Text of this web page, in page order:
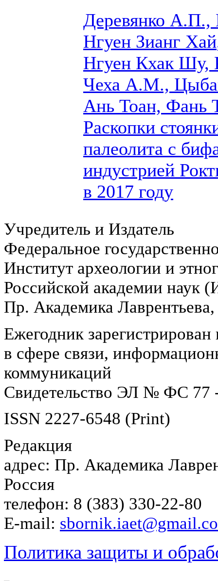
Деревянко
Нгуен Зианг Хай
Нгуен Кхак Шу,
Чеха А.М.,
Ань Тоан, Фань
Раскопки
палеолита с
индустрией
в 2017 году
Учредитель и Издатель
Федеральное
Институт археологии и
Российской академии
Пр. Академика
Ежегодник
в сфере связи,
коммуникаций
Свидетельство ЭЛ № ФС 77
ISSN 2227-6548 (Print)
Редакция
адрес: Пр. Академика
Россия
телефон: 8 (383) 330-22-80
E-mail:
Политика защиты и